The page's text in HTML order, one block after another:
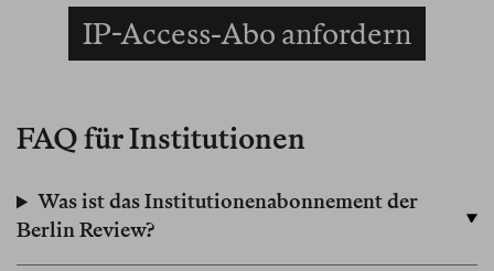
IP-Access-Abo anfordern
FAQ für Institutionen
Was ist das Institutionenabonnement der
Berlin Review?